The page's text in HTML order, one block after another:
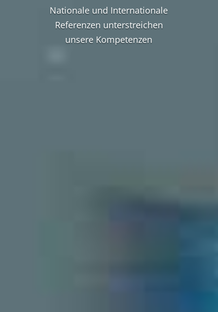
Nationale und Internationale
Referenzen unterstreichen
unsere Kompetenzen